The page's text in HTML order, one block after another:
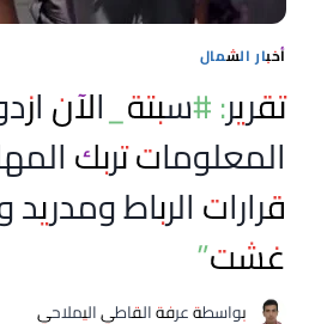
أخبار الشمال
تقرير: #سبتة_الآن
المعلومات تربك
غشت”
بواسطةعرفة القاطي اليملاحي